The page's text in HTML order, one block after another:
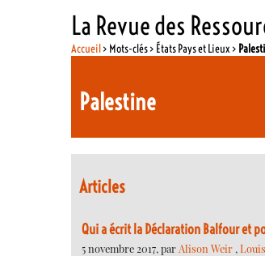
La Revue des
Accueil> Mots-clés > États Pays et Lieux >
Palestine
Articles
Qui a écrit la Déclaration Balfour et
5 novembre 2017, parAlison Weir ,